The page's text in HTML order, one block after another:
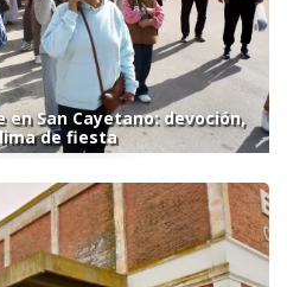
San Cayetano: devoción,
de fiesta